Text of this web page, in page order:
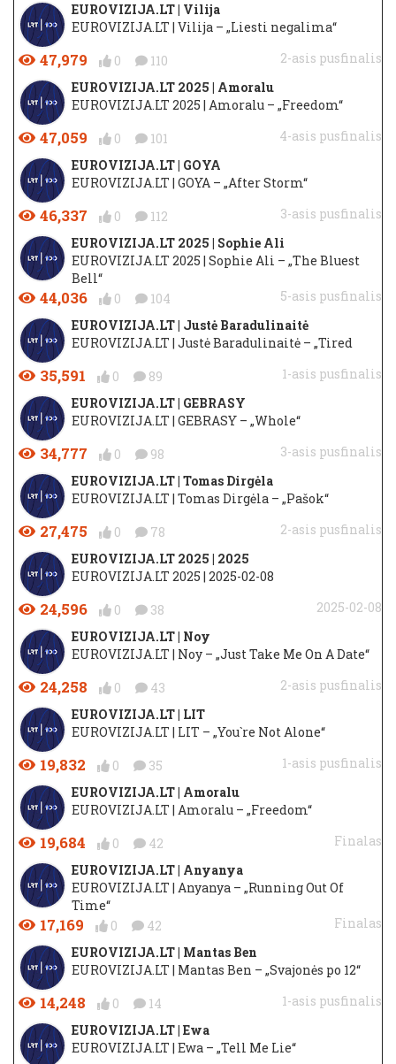
EUROVIZIJA.LT | Vilija
EUROVIZIJA.LT | Vilija – „Liesti negalima“
47,979 0 110
2-asis pusfinalis
EUROVIZIJA.LT 2025 | Amoralu
EUROVIZIJA.LT 2025 | Amoralu – „Freedom“
47,059 0 101
4-asis pusfinalis
EUROVIZIJA.LT | GOYA
EUROVIZIJA.LT | GOYA – „After Storm“
46,337 0 112
3-asis pusfinalis
EUROVIZIJA.LT 2025 | Sophie Ali
EUROVIZIJA.LT 2025 | Sophie Ali – „The Bluest
Bell“
44,036 0 104
5-asis pusfinalis
EUROVIZIJA.LT | Justė Baradulinaitė
EUROVIZIJA.LT | Justė Baradulinaitė – „Tired
35,591 0 89
1-asis pusfinalis
EUROVIZIJA.LT | GEBRASY
EUROVIZIJA.LT | GEBRASY – „Whole“
34,777 0 98
3-asis pusfinalis
EUROVIZIJA.LT | Tomas Dirgėla
EUROVIZIJA.LT | Tomas Dirgėla – „Pašok“
27,475 0 78
2-asis pusfinalis
EUROVIZIJA.LT 2025 | 2025
EUROVIZIJA.LT 2025 | 2025-02-08
24,596 0 38
2025-02-08
EUROVIZIJA.LT | Noy
EUROVIZIJA.LT | Noy – „Just Take Me On A Date“
24,258 0 43
2-asis pusfinalis
EUROVIZIJA.LT | LIT
EUROVIZIJA.LT | LIT – „You`re Not Alone“
19,832 0 35
1-asis pusfinalis
EUROVIZIJA.LT | Amoralu
EUROVIZIJA.LT | Amoralu – „Freedom“
19,684 0 42
Finalas
EUROVIZIJA.LT | Anyanya
EUROVIZIJA.LT | Anyanya – „Running Out Of
Time“
17,169 0 42
Finalas
EUROVIZIJA.LT | Mantas Ben
EUROVIZIJA.LT | Mantas Ben – „Svajonės po 12“
14,248 0 14
1-asis pusfinalis
EUROVIZIJA.LT | Ewa
EUROVIZIJA.LT | Ewa – „Tell Me Lie“